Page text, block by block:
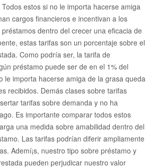
estos si no le importa hacerse amiga
cargos financieros e incentivan a los
dentro del crecer una eficacia de
estas tarifas son un porcentaje sobre el
Como podrí­a ser, la tarifa de
préstamo puede ser de en el 1% del
le importa hacerse amiga de la grasa queda
recibidos. Demás clases sobre tarifas
tarifas sobre demanda y no ha
Es importante comparar todos estos
una medida sobre amabilidad dentro del
Las tarifas podrían diferir ampliamente
Ademí¡s, nuestro tipo sobre préstamo y
pueden perjudicar nuestro valor